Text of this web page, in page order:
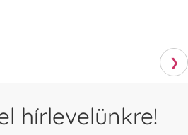
❯
hírlevelünkre!